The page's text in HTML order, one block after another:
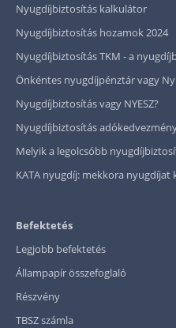
Nyugdíjbiztosítás kalkulátor
Nyugdíjbiztosítás hozamok 2024
Nyugdíjbiztosítás TKM - a
Önkéntes nyugdíjpénztár vagy
Nyugdíjbiztosítás vagy NYESZ?
Nyugdíjbiztosítás
Melyik a legolcsóbb
KATA nyugdíj: mekkora nyugdíjat
Befektetés
Legjobb befektetés
Állampapír összefoglaló
Részvény
TBSZ számla